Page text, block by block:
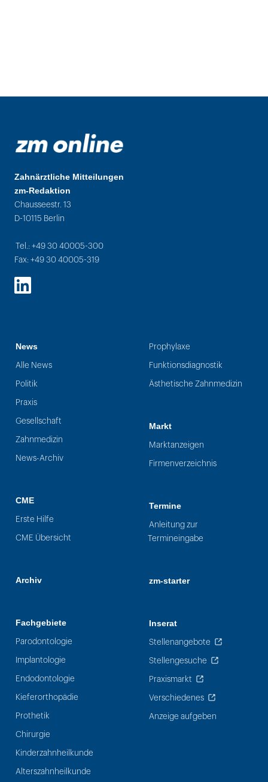
Zahnärztliche Mitteilungen
zm-Redaktion
Chausseestr. 13
D-10115 Berlin
Tel.: +49 30 40005-300
Fax: +49 30 40005-319
LinkedIn
News
Alle News
Politik
Praxis
Gesellschaft
Zahnmedizin
News-Archiv
CME
Erste Hilfe
CME Übersicht
Archiv
Fachgebiete
Parodontologie
Implantologie
Endodontologie
Kieferorthopädie
Prothetik
Chirurgie
Kinderzahnheilkunde
Alterszahnheilkunde
Prophylaxe
Funktionsdiagnostik
Ästhetische Zahnmedizin
Markt
Marktanzeigen
Firmenverzeichnis
Termine
Anleitung zur
Termineingabe
zm-starter
Inserat
Stellenangebote
Stellengesuche
Praxismarkt
Verschiedenes
Anzeige aufgeben